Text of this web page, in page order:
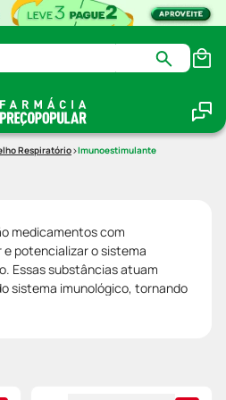
Respiratório Imunoestimulante
medicamentos com
potencializar o sistema
Essas substâncias atuam
sistema imunológico, tornando
e combate a agentes
e outros invasores que